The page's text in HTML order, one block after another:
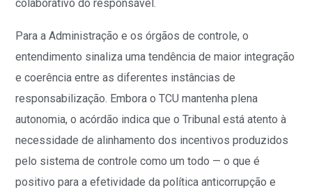
colaborativo do responsável.
Para a Administração e os órgãos de controle, o
entendimento sinaliza uma tendência de maior integração
e coerência entre as diferentes instâncias de
responsabilização. Embora o TCU mantenha plena
autonomia, o acórdão indica que o Tribunal está atento à
necessidade de alinhamento dos incentivos produzidos
pelo sistema de controle como um todo — o que é
positivo para a efetividade da política anticorrupção e